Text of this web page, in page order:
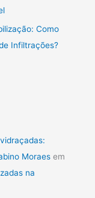
Como
Infiltrações?
Moraes em
na